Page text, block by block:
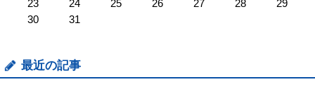
23
24 25 26 27 28
29
30
31
最近の記事